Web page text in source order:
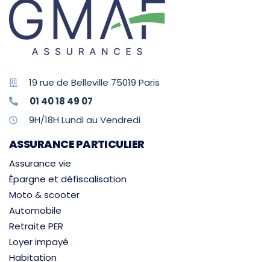
19 rue de Belleville 75019 Paris
01 40 18 49 07
9H/18H Lundi au Vendredi
ASSURANCE PARTICULIER
Assurance vie
Épargne et défiscalisation
Moto & scooter
Automobile
Retraite PER
Loyer impayé
Habitation